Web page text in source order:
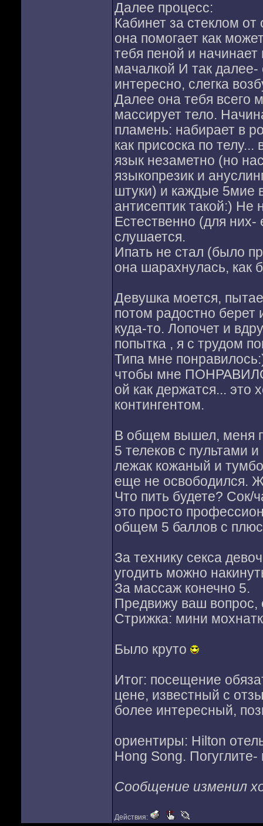
Далее процесс:
Кабинет за стеклом
она помогает как
тебя пеной и начинает
мачалкой И так
интересно, слегка
Далее она тебя всего
массирует тело.
пламень: набирает в
как присоска по
язык незаметно (но
языкопрезик и
штуки) и каждые 5мие
антисептик такой:) Не
Естественно (для них-
слушается.
Ипать не стал (было
она шарахнулась, как
Девушка моется,
потом радостно берет
куда-то. Лопочет и
попытка , я с трудом
Типа мне
чтобы мне
ой как держатся... это
контингентом.
В общем вышел, меня
5 телеков с пультами
лежак кожаный и
еще не освободился.
Что пить будете? Сок/
это просто
общем 5 баллов с
За технику секса
угодить можно
За массаж конечно 5.
Предвижу ваш вопрос,
Стрижка: мини
Было круто
Итог: посещение
цене, известный с
более интересный,
ориентиры: Hilton
Hong Song. Погуглите-
Сообщение изменил
Действия: